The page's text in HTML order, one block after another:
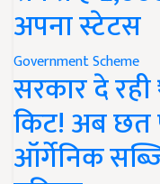
अपना स्टेटस
Government Scheme
सरकार दे रही
किट! अब छत
ऑर्गेनिक